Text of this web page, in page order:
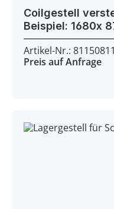
Coilgestell
Artikel-Nr.:
Preis auf Anfrage